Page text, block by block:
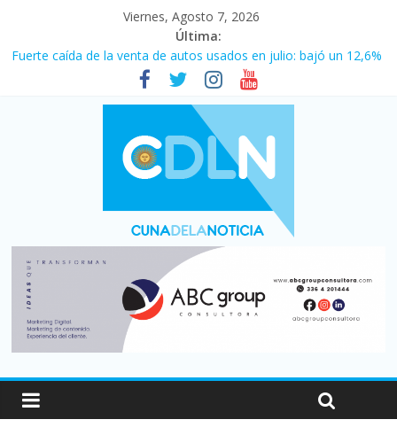
Viernes, Agosto 7, 2026
Última:
Vacaciones de invierno con más movimiento y consumo
turístico: 4,6 millones de personas viajaron por el país, un 5,9%
Fuerte caída de la venta de autos usados en julio: bajó un 12,6%
Central venció 1 a 0 al River de Coudet en el Monumental
La morosidad alcanzó su nivel más alto en dos décadas y ya
Desde que asumió Milei cerraron 41.000 kioscos: el sector
denuncia crisis como en 2001